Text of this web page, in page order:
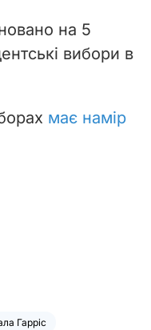
на 5
вибори в
має намір
Гарріс